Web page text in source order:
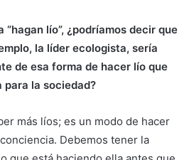
lío”, ¿podríamos decir que
la líder ecologista, sería
de esa forma de hacer lío que
la sociedad?
más líos; es un modo de hacer
Debemos tener la